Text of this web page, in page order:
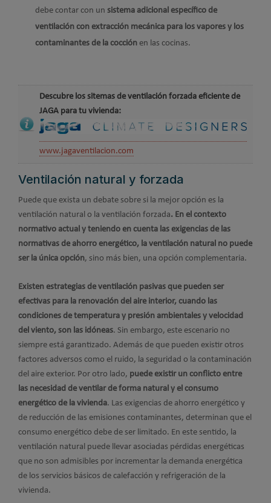
debe contar con un sistema adicional específico de
ventilación con extracción mecánica para los vapores y los
contaminantes de la cocción en las cocinas.
Descubre los sitemas de ventilación forzada eficiente de
JAGA para tu vivienda:
www.jagaventilacion.com
Ventilación natural y forzada
Puede que exista un debate sobre si la mejor opción es la
ventilación natural o la ventilación forzada. En el contexto
normativo actual y teniendo en cuenta las exigencias de las
normativas de ahorro energético, la ventilación natural no puede
ser la única opción, sino más bien, una opción complementaria.
Existen estrategias de ventilación pasivas que pueden ser
efectivas para la renovación del aire interior, cuando las
condiciones de temperatura y presión ambientales y velocidad
del viento, son las idóneas. Sin embargo, este escenario no
siempre está garantizado. Además de que pueden existir otros
factores adversos como el ruido, la seguridad o la contaminación
del aire exterior. Por otro lado, puede existir un conflicto entre
las necesidad de ventilar de forma natural y el consumo
energético de la vivienda. Las exigencias de ahorro energético y
de reducción de las emisiones contaminantes, determinan que el
consumo energético debe de ser limitado. En este sentido, la
ventilación natural puede llevar asociadas pérdidas energéticas
que no son admisibles por incrementar la demanda energética
de los servicios básicos de calefacción y refrigeración de la
vivienda.